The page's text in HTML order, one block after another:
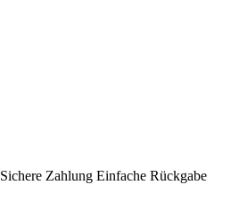
Sichere Zahlung Einfache Rückgabe